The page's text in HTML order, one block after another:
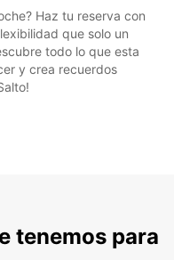
Haz tu reserva con
que solo un
todo lo que esta
y crea recuerdos
tenemos para